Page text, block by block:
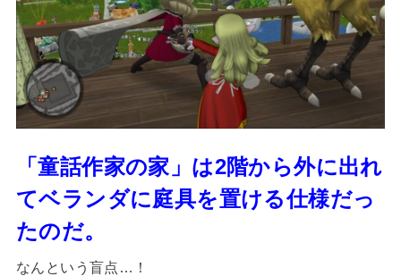
「童話作家の家」は2階から外に出れ
てベランダに庭具を置ける仕様だっ
たのだ。
なんという盲点…！